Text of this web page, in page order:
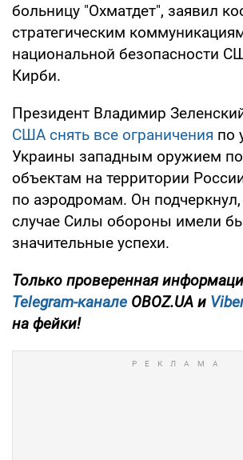
больницу "Охматдет", заявил
стратегическим
национальной безопасности
Кирби.
Президент Владимир
США снять все ограничения по
Украины западным оружием
объектам на территории
по аэродромам. Он
случае Силы обороны имели
значительные успехи.
Только проверенная
Telegram-канале OBOZ.UA и Viber
на фейки!